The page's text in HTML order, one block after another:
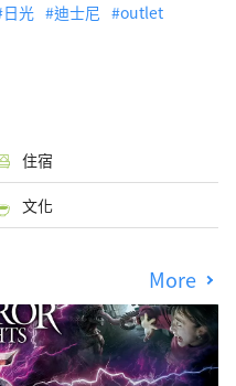
日光 迪士尼
outlet
住宿
文化
More